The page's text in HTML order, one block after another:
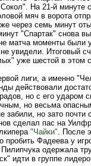
На 21-й минуте
мяч в ворота
через семь минут
"Спартак" снова
матча моменты были
увидели. Итоговый
уже шестой в этом
лиги, а именно
действовали
но с его ударом
но весьма
но зато почти
сделал пас на
"Чайки". После
Фадеева у
одержала
идти в группе